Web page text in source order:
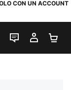
CON UN ACCOUNT
CHAT IL MIO